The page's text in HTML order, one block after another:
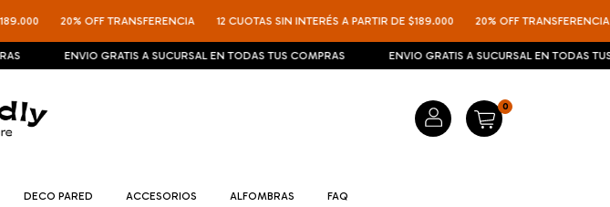
20% OFF TRANSFERENCIA 12 CUOTAS SIN INTERÉS A PARTIR DE $189.000 20% OFF TRANSFERENCIA 12
ENVIO GRATIS A SUCURSAL EN TODAS TUS COMPRAS ENVIO GRATIS A SUCURSAL EN TODAS TUS
0
DECO PARED ACCESORIOS ALFOMBRAS FAQ